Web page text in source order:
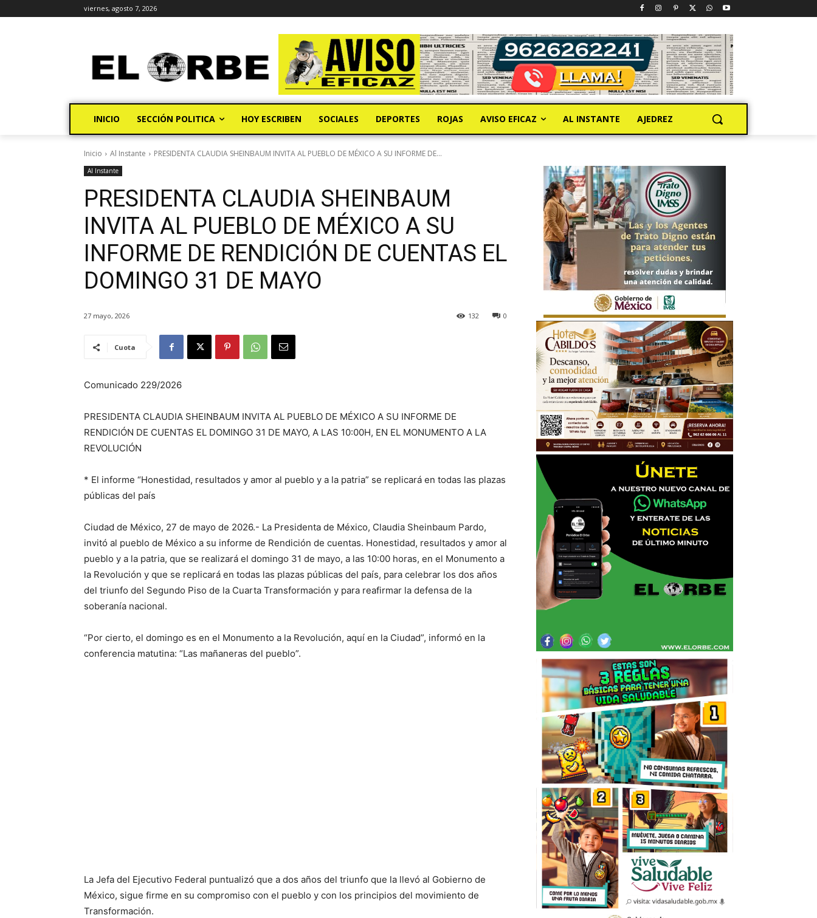
viernes, agosto 7, 2026
INICIO SECCIÓN POLITICA HOY ESCRIBEN SOCIALES DEPORTES ROJAS AVISO EFICAZ AL INSTANTE AJEDREZ
Inicio Al Instante PRESIDENTA CLAUDIA SHEINBAUM INVITA AL PUEBLO DE MÉXICO A SU INFORME DE...
Al Instante
PRESIDENTA CLAUDIA SHEINBAUM
INVITA AL PUEBLO DE MÉXICO A SU
INFORME DE RENDICIÓN DE CUENTAS EL
DOMINGO 31 DE MAYO
27 mayo, 2026 0
132
Cuota
Comunicado 229/2026
PRESIDENTA CLAUDIA SHEINBAUM INVITA AL PUEBLO DE MÉXICO A SU INFORME DE
RENDICIÓN DE CUENTAS EL DOMINGO 31 DE MAYO, A LAS 10:00H, EN EL MONUMENTO A LA
REVOLUCIÓN
* El informe “Honestidad, resultados y amor al pueblo y a la patria” se replicará en todas las plazas
públicas del país
Ciudad de México, 27 de mayo de 2026.- La Presidenta de México, Claudia Sheinbaum Pardo,
invitó al pueblo de México a su informe de Rendición de cuentas. Honestidad, resultados y amor al
pueblo y a la patria, que se realizará el domingo 31 de mayo, a las 10:00 horas, en el Monumento a
la Revolución y que se replicará en todas las plazas públicas del país, para celebrar los dos años
del triunfo del Segundo Piso de la Cuarta Transformación y para reafirmar la defensa de la
soberanía nacional.
“Por cierto, el domingo es en el Monumento a la Revolución, aquí en la Ciudad”, informó en la
conferencia matutina: “Las mañaneras del pueblo”.
La Jefa del Ejecutivo Federal puntualizó que a dos años del triunfo que la llevó al Gobierno de
México, sigue firme en su compromiso con el pueblo y con los principios del movimiento de
Transformación.